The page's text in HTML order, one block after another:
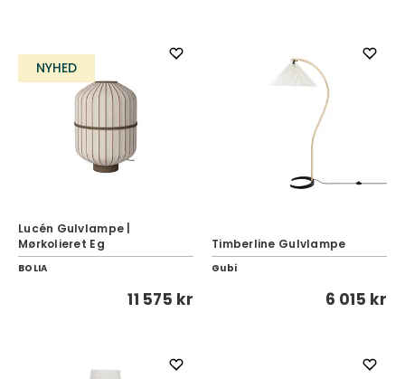
NYHED
Lucén Gulvlampe |
Mørkolieret Eg
BOLIA
11 575 kr
Timberline Gulvlampe
Gubi
6 015 kr